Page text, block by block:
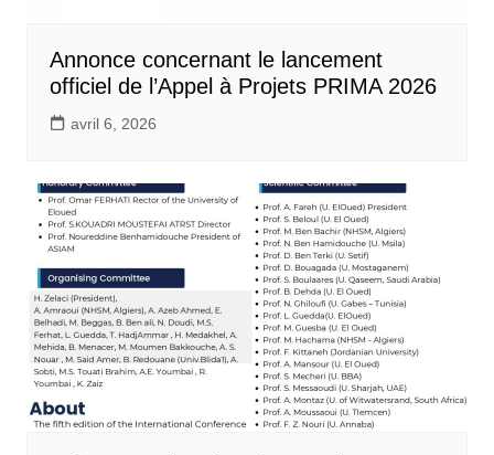
Annonce concernant le lancement
officiel de l’Appel à Projets PRIMA 2026
avril 6, 2026